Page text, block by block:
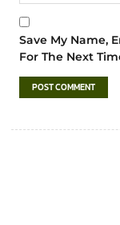
Save My Name,
For The Next